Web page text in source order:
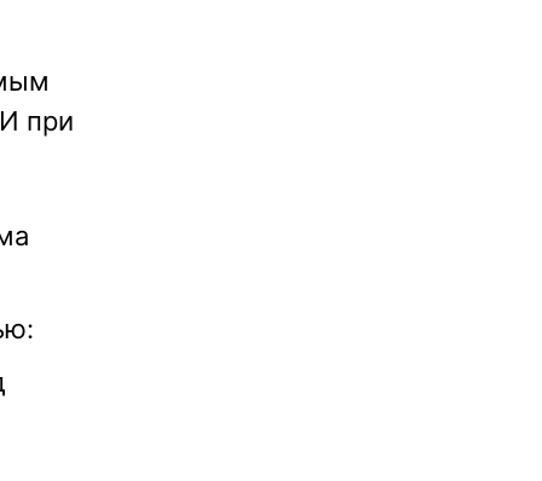
при